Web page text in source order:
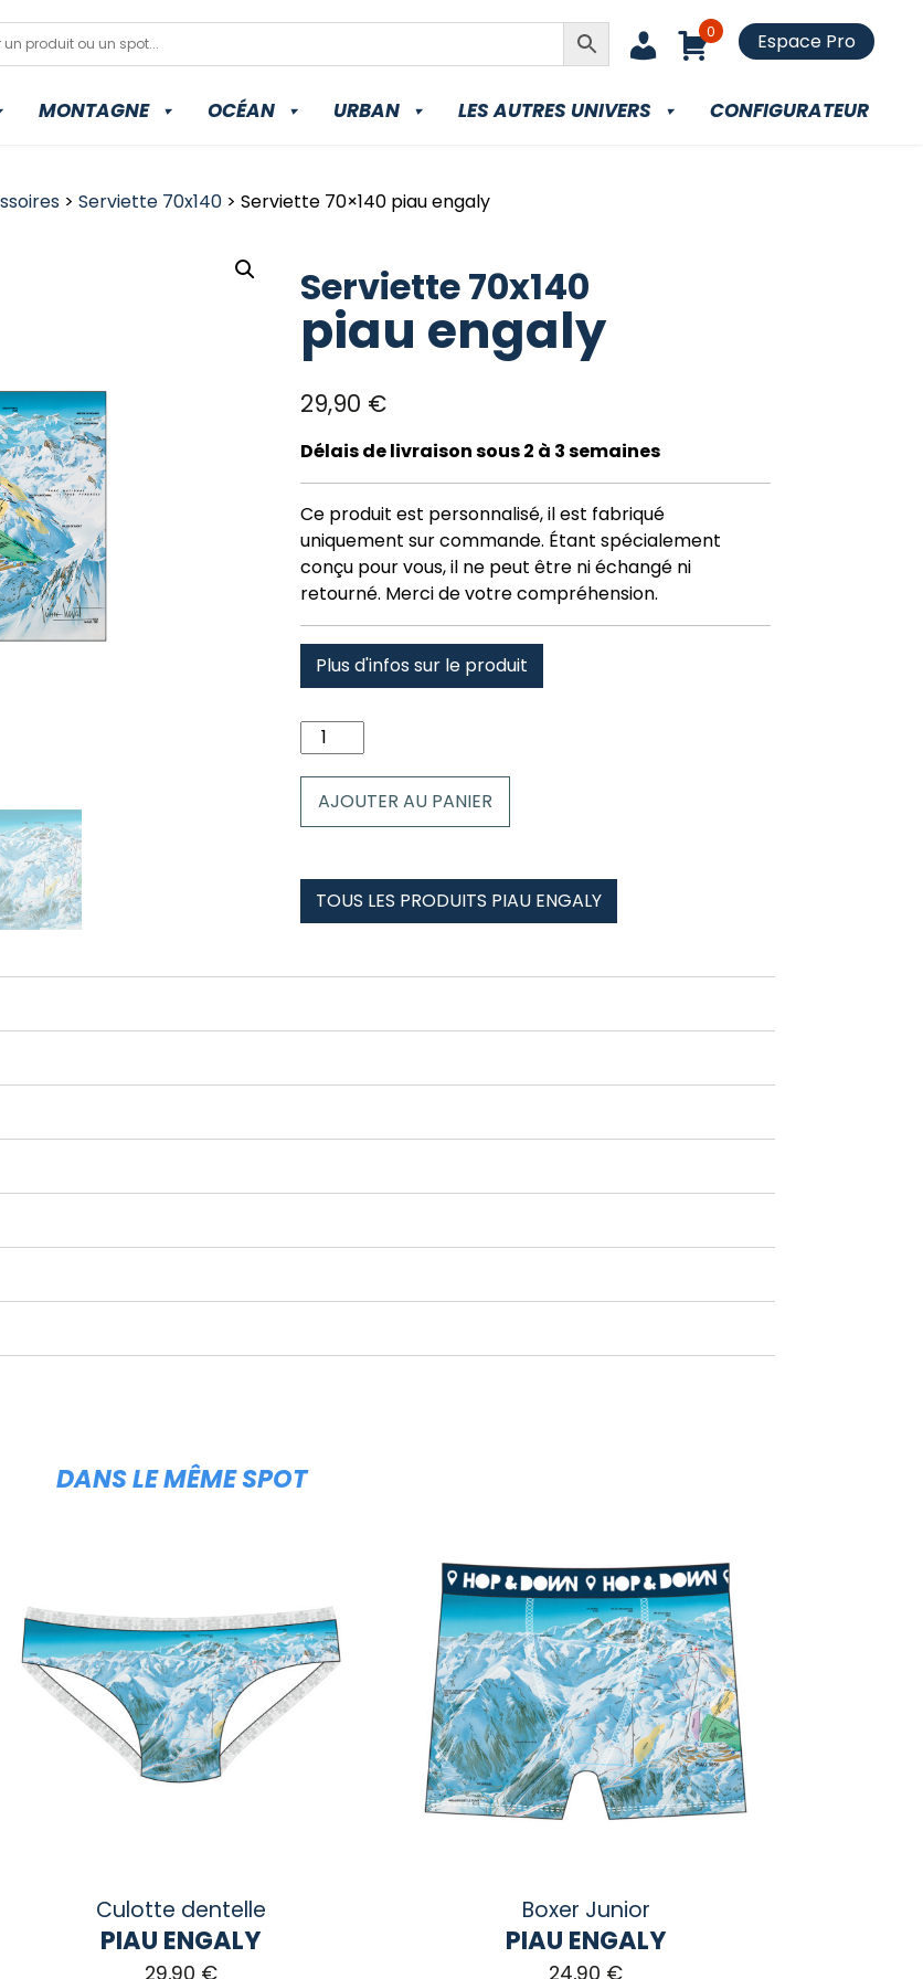
0 Espace Pro
MONTAGNE OCÉAN URBAN LES AUTRES UNIVERS CONFIGURATEUR
> Serviette 70x140> Serviette 70×140 piau engaly
Serviette 70x140
piau engaly
29,90 €
Délais de livraison sous 2 à 3 semaines
Ce produit est personnalisé, il est fabriqué
uniquement sur commande. Étant spécialement
conçu pour vous, il ne peut être ni échangé ni
retourné. Merci de votre compréhension.
Plus d'infos sur le produit
quantité
de
70x140
AJOUTER AU PANIER
TOUS LES PRODUITS PIAU ENGALY
DANS LE MÊME SPOT
Culotte dentelle
PIAU ENGALY
29,90 €
Boxer Junior
PIAU ENGALY
24,90 €